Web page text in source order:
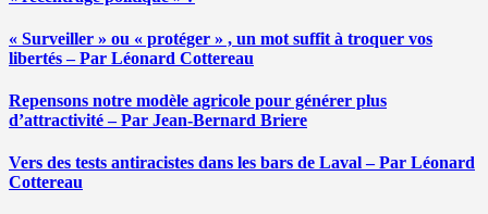
« Surveiller » ou « protéger » , un mot suffit à troquer vos
libertés – Par Léonard Cottereau
Repensons notre modèle agricole pour générer plus
d’attractivité – Par Jean-Bernard Briere
Vers des tests antiracistes dans les bars de Laval – Par Léonard
Cottereau